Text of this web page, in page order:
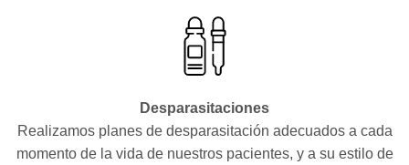
Desparasitaciones
Realizamos planes de desparasitación adecuados a cada
momento de la vida de nuestros pacientes, y a su estilo de